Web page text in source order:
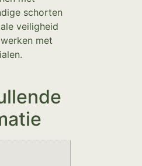
schorten
veiligheid
met